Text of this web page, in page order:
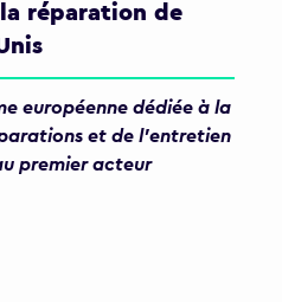
réparation de
européenne dédiée à la
et de l'entretien
premier acteur